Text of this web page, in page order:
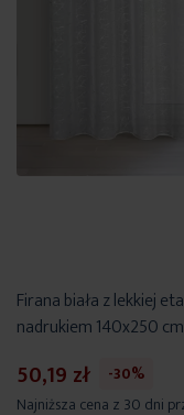
Firana biała z lekkiej
nadrukiem 140x250
50,19 zł
-30%
Najniższa cena z 30 dni